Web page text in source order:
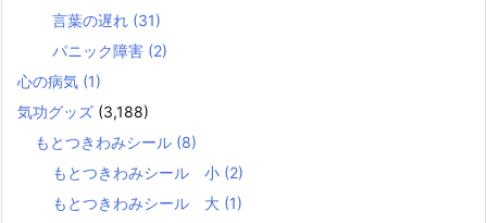
言葉の遅れ (31)
パニック障害 (2)
心の病気 (1)
気功グッズ (3,188)
もとつきわみシール (8)
もとつきわみシール 小 (2)
もとつきわみシール 大 (1)